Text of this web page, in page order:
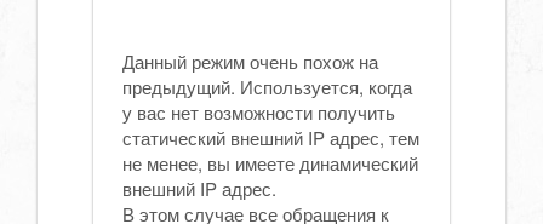
Данный режим очень похож на
предыдущий. Используется, когда
у вас нет возможности получить
статический внешний IP адрес, тем
не менее, вы имеете динамический
внешний IP адрес.
В этом случае все обращения к